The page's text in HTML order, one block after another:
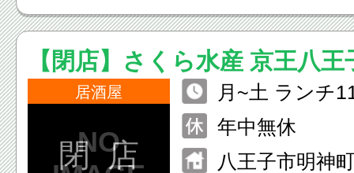
【閉店】さくら水産 京王八王
居酒屋
閉 店
月~土 ランチ
酒屋
年中無休
八王子市明神